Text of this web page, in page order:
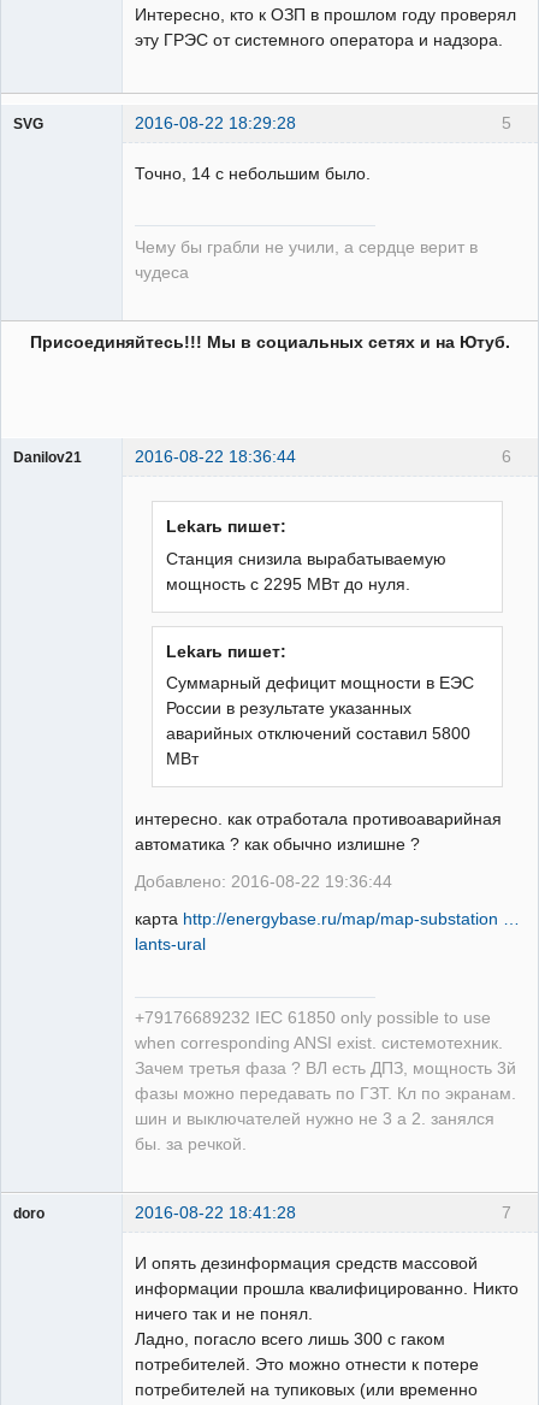
Интересно, кто к ОЗП в прошлом году проверял
эту ГРЭС от системного оператора и надзора.
5
SVG 2016-08-22 18:29:28
Точно, 14 с небольшим было.
Чему бы грабли не учили, а сердце верит в
чудеса
Присоединяйтесь!!! Мы в социальных сетях и на Ютуб.
6
Danilov21 2016-08-22 18:36:44
Lekarь пишет:
Станция снизила вырабатываемую
мощность с 2295 МВт до нуля.
Lekarь пишет:
Суммарный дефицит мощности в ЕЭС
России в результате указанных
аварийных отключений составил 5800
МВт
интересно. как отработала противоаварийная
автоматика ? как обычно излишне ?
Добавлено: 2016-08-22 19:36:44
карта http://energybase.ru/map/map-substation …
lants-ural
+79176689232 IEC 61850 only possible to use
when corresponding ANSI exist. системотехник.
Зачем третья фаза ? ВЛ есть ДПЗ, мощность 3й
фазы можно передавать по ГЗТ. Кл по экранам.
шин и выключателей нужно не 3 а 2. занялся
бы. за речкой.
7
doro 2016-08-22 18:41:28
И опять дезинформация средств массовой
информации прошла квалифицированно. Никто
ничего так и не понял.
Ладно, погасло всего лишь 300 с гаком
потребителей. Это можно отнести к потере
потребителей на тупиковых (или временно